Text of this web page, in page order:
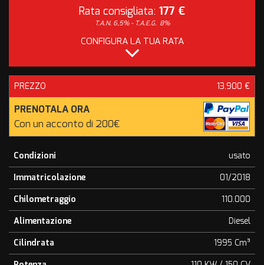
Rata consigliata: 177 €
T.A.N. 6,5% - T.A.E.G. 8%
CONFIGURA LA TUA RATA
PREZZO 13.900 €
PRENOTALA ORA
Con un acconto di 200€
Condizioni
usato
Immatricolazione
01/2018
Chilometraggio
110.000
Alimentazione
Diesel
Cilindrata
1995 Cm³